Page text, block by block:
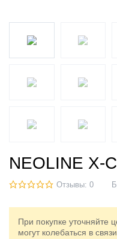
NEOLINE X-
Отзывы: 0
При покупке уточняйте
могут колебаться в